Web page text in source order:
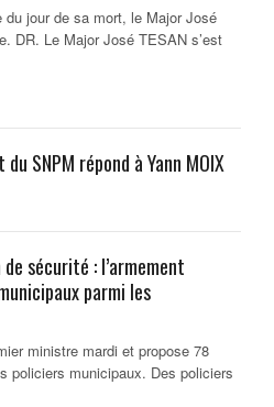
jour de sa mort, le Major José
DR. Le Major José TESAN s’est
du SNPM répond à Yann MOIX
sécurité : l’armement
parmi les
ministre mardi et propose 78
policiers municipaux. Des policiers